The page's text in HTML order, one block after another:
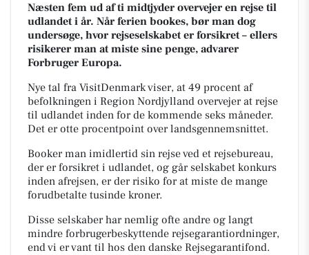
Næsten fem ud af ti midtjyder overvejer en rejse til
udlandet i år. Når ferien bookes, bør man dog
undersøge, hvor rejseselskabet er forsikret – ellers
risikerer man at miste sine penge, advarer
Forbruger Europa.
Nye tal fra VisitDenmark viser, at 49 procent af
befolkningen i Region Nordjylland overvejer at rejse
til udlandet inden for de kommende seks måneder.
Det er otte procentpoint over landsgennemsnittet.
Booker man imidlertid sin rejse ved et rejsebureau,
der er forsikret i udlandet, og går selskabet konkurs
inden afrejsen, er der risiko for at miste de mange
forudbetalte tusinde kroner.
Disse selskaber har nemlig ofte andre og langt
mindre forbrugerbeskyttende rejsegarantiordninger,
end vi er vant til hos den danske Rejsegarantifond.